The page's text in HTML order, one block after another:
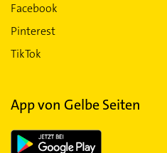
Facebook
Pinterest
TikTok
App von Gelbe Seiten